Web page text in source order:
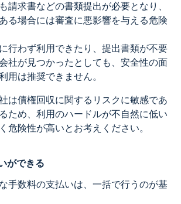
請求書などの書類提出が必要となり、
る場合には審査に悪影響を与える危険
行わず利用できたり、提出書類が不要
社が見つかったとしても、安全性の面
用は推奨できません。
は債権回収に関するリスクに敏感であ
ため、利用のハードルが不自然に低い
危険性が高いとお考えください。
ができる
手数料の支払いは、一括で行うのが基